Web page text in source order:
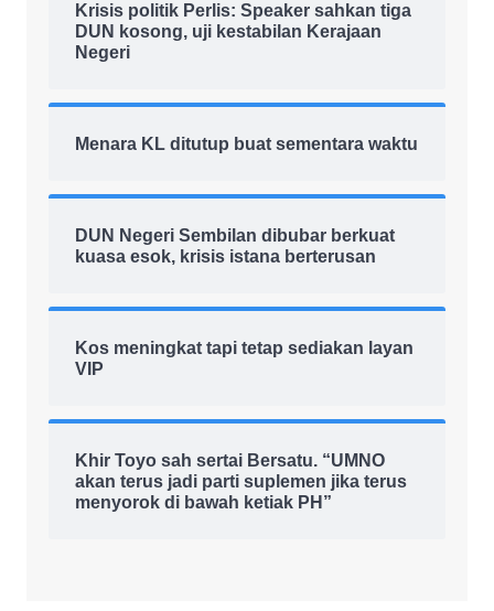
Krisis politik Perlis: Speaker sahkan tiga
DUN kosong, uji kestabilan Kerajaan
Negeri
Menara KL ditutup buat sementara waktu
DUN Negeri Sembilan dibubar berkuat
kuasa esok, krisis istana berterusan
Kos meningkat tapi tetap sediakan layan
VIP
Khir Toyo sah sertai Bersatu. “UMNO
akan terus jadi parti suplemen jika terus
menyorok di bawah ketiak PH”